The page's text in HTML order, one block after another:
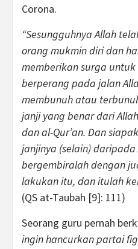
Corona.
“Sesungguhnya Allah
orang mukmin diri dan
memberikan surga untuk
berperang pada jalan
membunuh atau
janji yang benar dari
dan al-Qur’an. Dan
janjinya (selain) daripada
bergembiralah dengan
lakukan itu, dan itulah
(QS at-Taubah [9]: 111)
Seorang guru pernah
ingin hancurkan partai